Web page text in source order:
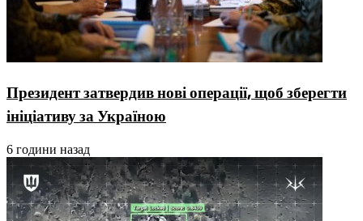
Президент затвердив нові операції, щоб зберегти
ініціативу за Україною
6 години назад